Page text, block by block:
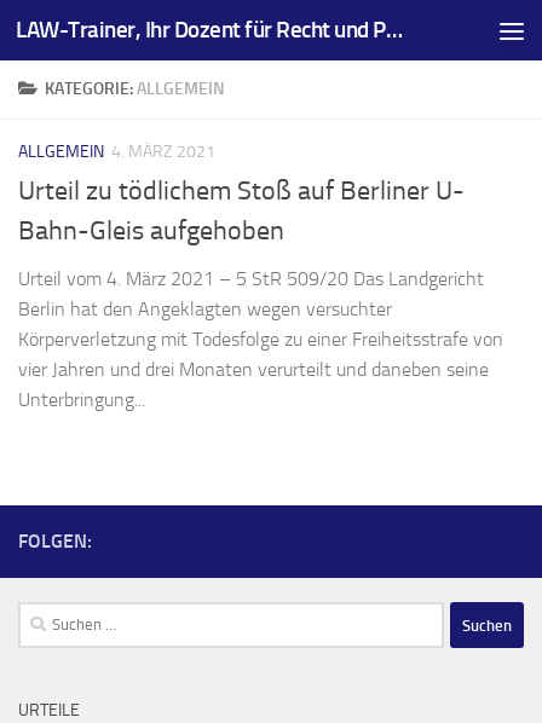
Zum Inhalt springen LAW-Trainer, Ihr Dozent für Recht und Prüfungsvorbereitungen
KATEGORIE:ALLGEMEIN
ALLGEMEIN 4. MÄRZ 2021
Urteil zu tödlichem Stoß auf Berliner U-
Bahn-Gleis aufgehoben
Urteil vom 4. März 2021 – 5 StR 509/20 Das Landgericht
Berlin hat den Angeklagten wegen versuchter
Körperverletzung mit Todesfolge zu einer Freiheitsstrafe von
vier Jahren und drei Monaten verurteilt und daneben seine
Unterbringung...
FOLGEN:
Suchen
nach:
URTEILE